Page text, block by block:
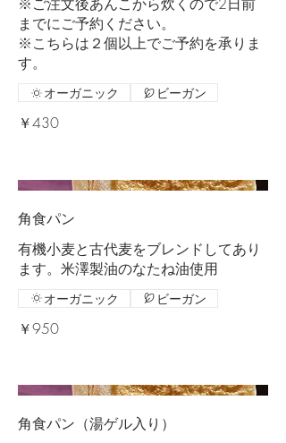
までにご予約ください。
※こちらは２個以上でご予約を承りま
す。
￥430
オーガニック ビーガン
角食パン
有機小麦と古代麦をブレンドしてあり
ます。米澤製油のなたね油使用
￥950
オーガニック ビーガン
角食パン（湯ゲル入り）